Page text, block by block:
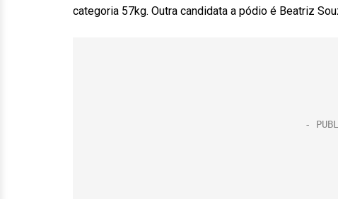
categoria 57kg. Outra candidata a pódio é Beatriz